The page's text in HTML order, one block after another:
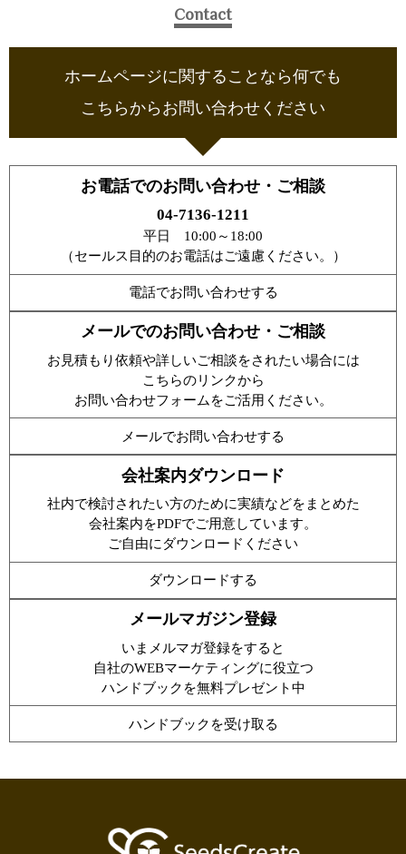
Contact
ホームページに関することなら何でも
こちらからお問い合わせください
お電話でのお問い合わせ・ご相談
04-7136-1211
平日 10:00～18:00
（セールス目的のお電話はご遠慮ください。）
電話でお問い合わせする
メールでのお問い合わせ・ご相談
お見積もり依頼や詳しいご相談をされたい場合には
こちらのリンクから
お問い合わせフォームをご活用ください。
メールでお問い合わせする
会社案内ダウンロード
社内で検討されたい方のために実績などをまとめた
会社案内をPDFでご用意しています。
ご自由にダウンロードください
ダウンロードする
メールマガジン登録
いまメルマガ登録をすると
自社のWEBマーケティングに役立つ
ハンドブックを無料プレゼント中
ハンドブックを受け取る